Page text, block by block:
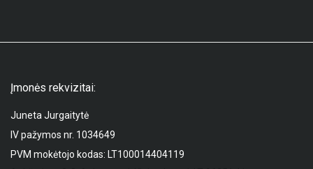
Įmonės rekvizitai:
Juneta Jurgaitytė
IV pažymos nr. 1034649
PVM mokėtojo kodas: LT100014404119